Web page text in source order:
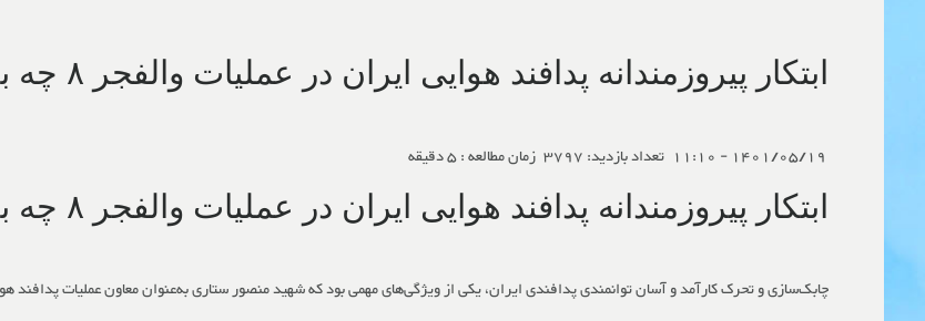
ابتکار پیروزمندانه پدافند هوایی ایران در عملیات والفجر ۸ چه بود
1401/05/19 - 11:10 تعداد بازدید: 3797 زمان مطالعه : 5 دقیقه
ابتکار پیروزمندانه پدافند هوایی ایران در عملیات والفجر ۸ چه بود
چابک‌سازی و تحرک کارآمد و آسان توانمندی پدافندی ایران، یکی از ویژگی‌های مهمی بود که شهید منصور ستاری به‌عنوان معاون عملیات پدافند